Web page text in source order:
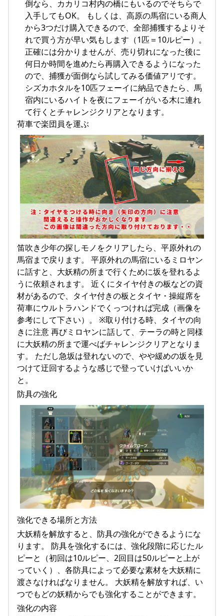
倒なら、カカリコ村内の橋にもいるのでそちらで
入手してもOK。 もしくは、高原の馬宿にいる商人
から3つだけ購入できるので、全部捕獲するよりそ
れで買う方が早い気もします（1匹＝10ルピー）。
正確には分かりませんが、売り切れになった後に
何日か時間を進めたら再購入できるようになった
ので、捕獲が面倒なら試してみる価値アリです。
シズカホタルを10匹フェーイに納品できたら、馬
宿内にいるハイトを夜にフェーイがいる木に連れ
て行くとチャレンジクリアとなります。
荷車で楽団員を運ぶ
笛吹き少年の探しモノをクリアしたら、平原外れの
馬宿まで戻ります。 平原外れの馬宿にいるミロヤン
に話すと、大妖精の所まで行くために坂を登れるよ
うに依頼されます。 近くにタイヤ付きの板などの資
材があるので、タイヤ付きの板とタイヤ・操縦席を
荷車にウルトラハンドでくっつければ完成（画像を
参考にして下さい）。 ※取り付ける時、タイヤの向
きに注意 再びミロヤンに話して、テーラの時と同様
に大妖精の所まで運べばチャレンジクリアとなりま
す。 ただし急坂は登れないので、やや緩めの坂を見
つけて迂回するような感じで登っていけばいいか
と。
防具の強化
強化できる場所と方法
大妖精を解放すると、防具の強化ができるようにな
ります。 防具を強化するには、強化段階に応じたル
ピーと（初回は10ルピー、2回目は50ルピーと上が
っていく）、各防具によって必要な素材を大妖精に
渡さなければなりません。 大妖精を解放すれば、い
つでもどの妖精からでも強化することができます。
強化の内容